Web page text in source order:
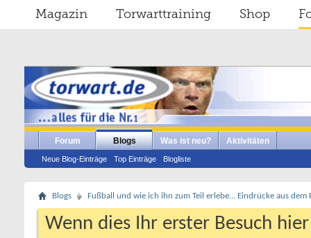
Magazin Torwarttraining Shop
Forum Blogs
Neue Blog-Einträge Top Einträge Blogliste
Was ist neu? Aktivitäten
Blogs Fußball und wie ich ihn zum Teil erlebe... Eindrücke aus
Wenn dies Ihr erster Besuch